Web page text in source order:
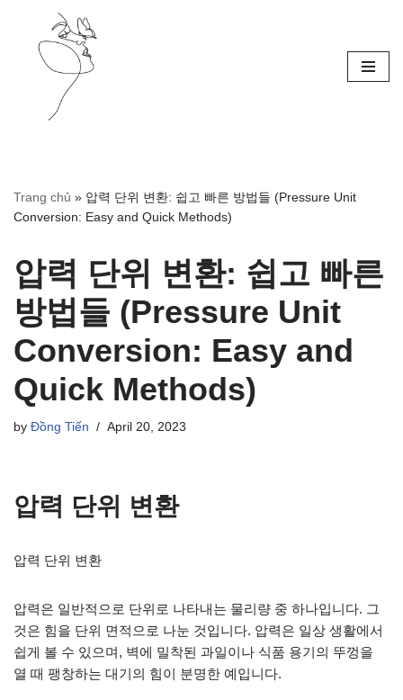
Skip
Trang chủ » 압력 단위 변환: 쉽고 빠른 방법들 (Pressure Unit
Conversion: Easy and Quick Methods)
압력 단위 변환: 쉽고 빠른
방법들 (Pressure Unit
Conversion: Easy and
Quick Methods)
by Đồng Tiến April 20, 2023
압력 단위 변환
압력 단위 변환
압력은 일반적으로 단위로 나타내는 물리량 중 하나입니다. 그
것은 힘을 단위 면적으로 나눈 것입니다. 압력은 일상 생활에서
쉽게 볼 수 있으며, 벽에 밀착된 과일이나 식품 용기의 뚜껑을
열 때 팽창하는 대기의 힘이 분명한 예입니다.